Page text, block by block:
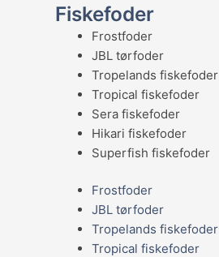
Fiskefoder
Frostfoder
JBL tørfoder
Tropelands fiskefoder
Tropical fiskefoder
Sera fiskefoder
Hikari fiskefoder
Superfish fiskefoder
Frostfoder
JBL tørfoder
Tropelands fiskefoder
Tropical fiskefoder